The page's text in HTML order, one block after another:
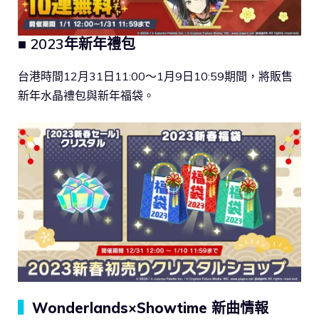
■ 2023年新年禮包
台港時間12月31日11:00～1月9日10:59期間，將販售
新年水晶禮包與新年福袋。
Wonderlands×Showtime 新曲情報